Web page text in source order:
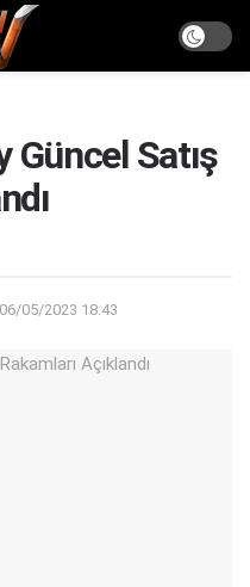
Satış
06/05/2023 18:43